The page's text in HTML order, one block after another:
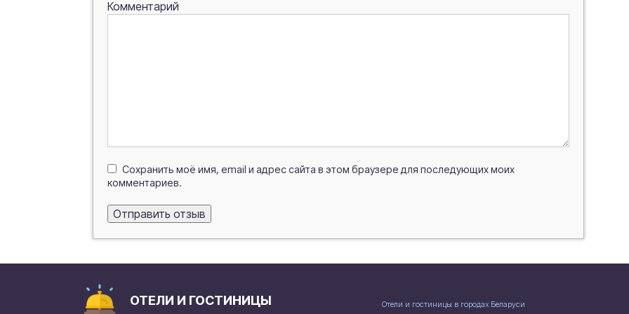
Комментарий
Сохранить моё имя, email и адрес сайта в этом браузере для последующих моих
комментариев.
ОТЕЛИ И ГОСТИНИЦЫ Отели и гостиницы в городах Беларуси